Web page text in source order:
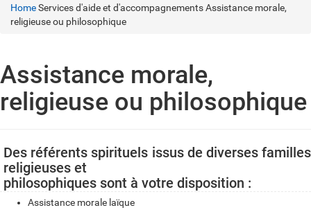
HomeServices d'aide et d'accompagnementsAssistance morale,
religieuse ou philosophique
Assistance morale,
religieuse ou philosophique
Des référents spirituels issus de diverses familles
religieuses et
philosophiques sont à votre disposition :
Assistance morale laïque